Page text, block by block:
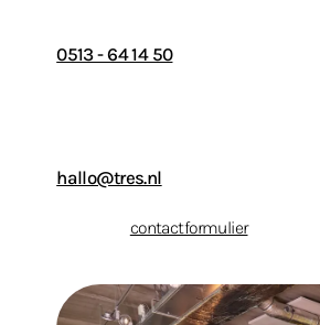
0513 - 64 14 50
hallo@tres.nl
contactformulierin.